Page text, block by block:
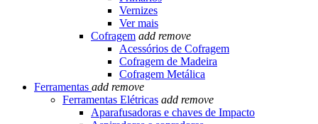
Vernizes
Ver mais
Cofragem add remove
Acessórios de Cofragem
Cofragem de Madeira
Cofragem Metálica
Ferramentas add remove
Ferramentas Elétricas add remove
Aparafusadoras e chaves de Impacto